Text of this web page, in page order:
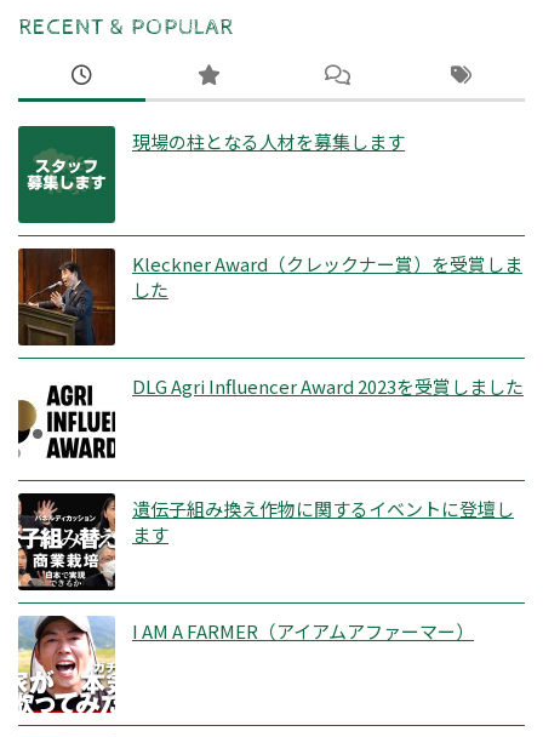
RECENT & POPULAR
現場の柱となる人材を募集します
Kleckner Award（クレックナー賞）を受賞しま
した
DLG Agri Influencer Award 2023を受賞しました
遺伝子組み換え作物に関するイベントに登壇し
ます
I AM A FARMER（アイアムアファーマー）